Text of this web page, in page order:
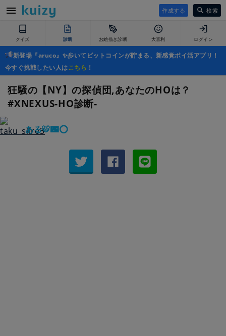
作成する 検索
クイズ 診断 お絵描き診断 大喜利 ログイン
新登場『aruco』✨歩いてビットコインが貯まる、新感覚ポイ活アプリ！
今すぐ挑戦したい人はこちら ！
狂騒の【NY】の探偵団,あなたのHOは？
#XNEXUS-HO診断‐
ある🐯🌃⭕